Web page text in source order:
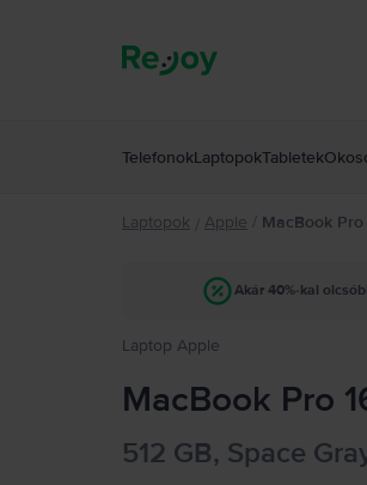
TelefonokLaptopokTabletek
Laptopok / Apple / MacBook Pro
Akár 40%-kal
Laptop Apple
MacBook Pro
512 GB, Space